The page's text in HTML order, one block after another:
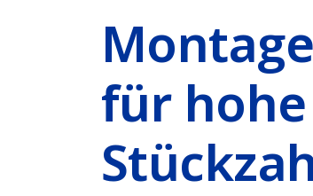
für hohe